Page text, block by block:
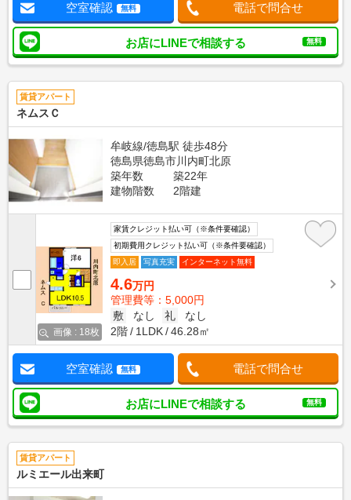
空室確認 無料 電話で問合せ
お店にLINEで相談する 無料
賃貸アパート
ネムスＣ
牟岐線/徳島駅 徒歩48分
徳島県徳島市川内町北原
築年数
築22年
建物階数
2階建
画像 : 18枚
家賃クレジット払い可（※条件要確認）
初期費用クレジット払い可（※条件要確認）
即入居
写真充実 インターネット無料
4.6万円
管理費等：5,000円
敷
なし 礼
なし
2階
1LDK 46.28㎡
空室確認 無料 電話で問合せ
お店にLINEで相談する 無料
賃貸アパート
ルミエール出来町